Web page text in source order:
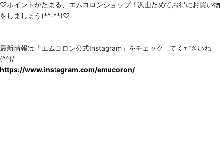
♡ポイントがたまる、エムコロンショップ！沢山ためてお得にお買い物
をしましょう(*^-^*)♡
最新情報は「エムコロン公式Instagram」をチェックしてくださいね
(^^)/
https://www.instagram.com/emucoron/